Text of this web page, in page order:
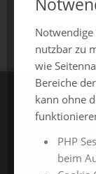
zurück zur
CHAMLAND
Notwendige
nutzbar zu
wie
Bereiche
kann ohne
PHP
beim